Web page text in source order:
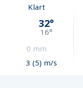
Klart
32°
16°
0 mm
3 (5) m/s